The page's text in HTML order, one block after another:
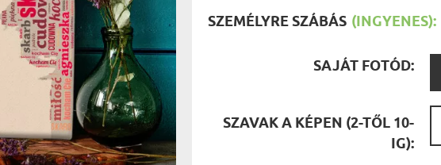
BICIKLISTÁNAK
TŰZOLTÓNAK
ÉLELMISZEREK
AZ AJÁNDÉK VONÁSAI
SZEMÉLYRE SZÁBÁS (INGYENES):
SAJÁT FOTÓD:
SZAVAK A KÉPEN (2-TŐL 10-
IG):